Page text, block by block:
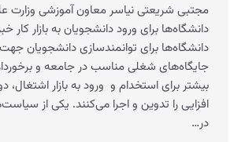
مجتبی شریعتی نیاسر معاون آموزشی وزارت
دانشگاه‌ها برای ورود دانشجویان به بازار کار
دانشگاه‌ها برای توانمندسازی دانشجویان
جایگاه‌های شغلی مناسب در جامعه و
بیشتر برای استخدام و ورود به بازار اشتغال،
افزایی را تدوین و اجرا می‌کنند. یکی از
در…